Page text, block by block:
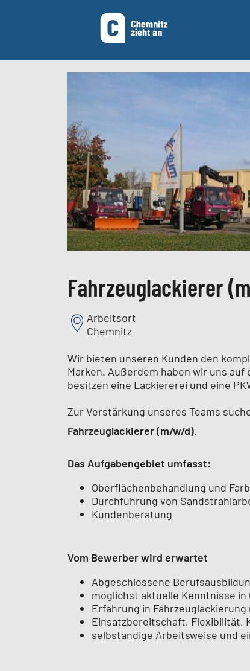
Fahrzeuglackierer
Arbeitsort
Chemnitz
Wir bieten unseren Kunden den
Marken. Außerdem haben wir uns
besitzen eine Lackiererei und eine
Zur Verstärkung unseres Teams
Fahrzeuglackierer (m/w/d).
Das Aufgabengebiet umfasst:
Oberflächenbehandlung und
Durchführung von
Kundenberatung
Vom Bewerber wird erwartet
Abgeschlossene
möglichst aktuelle Kenntnisse
Erfahrung in
Einsatzbereitschaft, Flexibilität,
selbständige Arbeitsweise und